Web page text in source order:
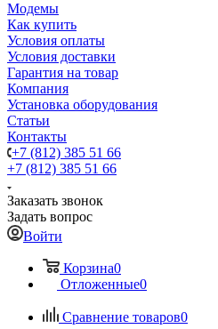
Модемы
Как купить
Условия оплаты
Условия доставки
Гарантия на товар
Компания
Установка оборудования
Статьи
Контакты
+7 (812) 385 51 66
+7 (812) 385 51 66
Заказать звонок
Задать вопрос
Войти
Корзина0
Отложенные0
Сравнение товаров0